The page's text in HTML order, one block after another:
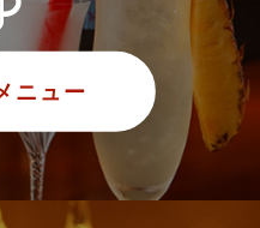
ニュー